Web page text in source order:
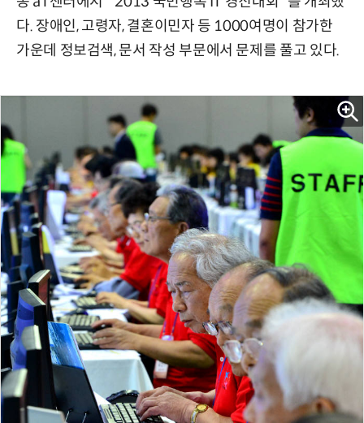
다. 장애인, 고령자, 결혼이민자 등 1000여명이 참가한
가운데 정보검색, 문서 작성 부문에서 문제를 풀고 있다.